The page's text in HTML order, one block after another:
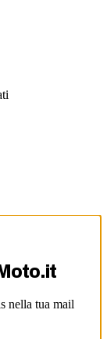
nella tua mail